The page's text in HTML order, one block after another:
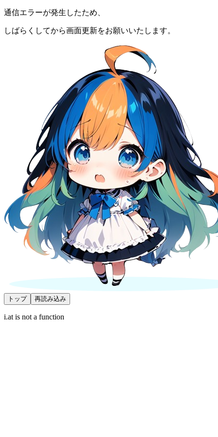
通信エラーが発生したため、
しばらくしてから画面更新をお願いいたします。
トップ 再読み込み
i.at is not a function